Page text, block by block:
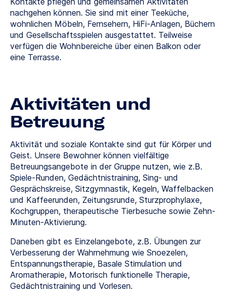
nachgehen können. Sie sind mit einer Teeküche,
wohnlichen Möbeln, Fernsehern, HiFi-Anlagen, Büchern
und Gesellschaftsspielen ausgestattet. Teilweise
verfügen die Wohnbereiche über einen Balkon oder
eine Terrasse.
Aktivitäten und
Betreuung
Aktivität und soziale Kontakte sind gut für Körper und
Geist. Unsere Bewohner können vielfältige
Betreuungsangebote in der Gruppe nutzen, wie z.B.
Spiele-Runden, Gedächtnistraining, Sing- und
Gesprächskreise, Sitzgymnastik, Kegeln, Waffelbacken
und Kaffeerunden, Zeitungsrunde, Sturzprophylaxe,
Kochgruppen, therapeutische Tierbesuche sowie Zehn-
Minuten-Aktivierung.
Daneben gibt es Einzelangebote, z.B. Übungen zur
Verbesserung der Wahrnehmung wie Snoezelen,
Entspannungstherapie, Basale Stimulation und
Aromatherapie, Motorisch funktionelle Therapie,
Gedächtnistraining und Vorlesen.